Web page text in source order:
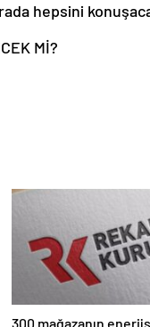
hepsini
Mİ?
300 mağazanın